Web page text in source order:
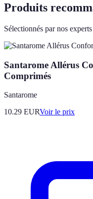
Produits
Sélectionnés par nos experts
Santarome Allérus
Comprimés
Santarome
10.29 EURVoir le prix